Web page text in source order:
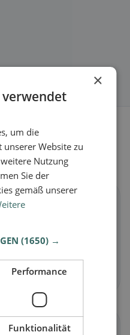
deiner Ernährungsweise.
×
verwendet
um die
Website zu
Nutzung
Sie der
gemäß unserer
(1650) →
Performance
Funktionalität